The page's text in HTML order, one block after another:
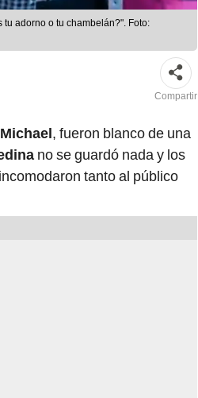
adorno o tu chambelán?". Foto:
Compartir
, fueron blanco de una
no se guardó nada y los
tanto al público